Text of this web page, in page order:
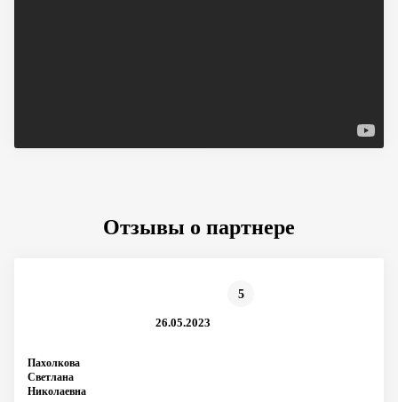
Отзывы о партнере
Пахолкова
Светлана
Николаевна
5
26.05.2023